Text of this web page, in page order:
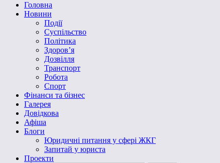
Головна
Новини
Події
Суспільство
Політика
Здоров’я
Дозвілля
Транспорт
Робота
Спорт
Фінанси та бізнес
Галерея
Довідкова
Афіша
Блоги
Юридичні питання у сфері ЖКГ
Запитай у юриста
Проекти